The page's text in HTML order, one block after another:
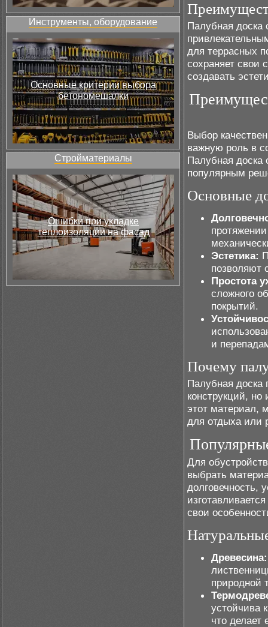
Инструменты, оборудование
Основные критерии выбора
бетономешалки
Стройматериалы
Ошибки при укладке
теплоизоляции на фасад
Палубная доска
для террасных
сохраняет свои
создавать
Выбор
важную роль в
Палубная доска
популярным
Основные
Эстетика:
позволяют
Простота
сложного
покрытий.
и
Почему
Палубная доска
конструкций,
этот материал,
для отдыха или
Для
выбрать
долговечность,
свои
Древесина:
природной
устойчива
что делает